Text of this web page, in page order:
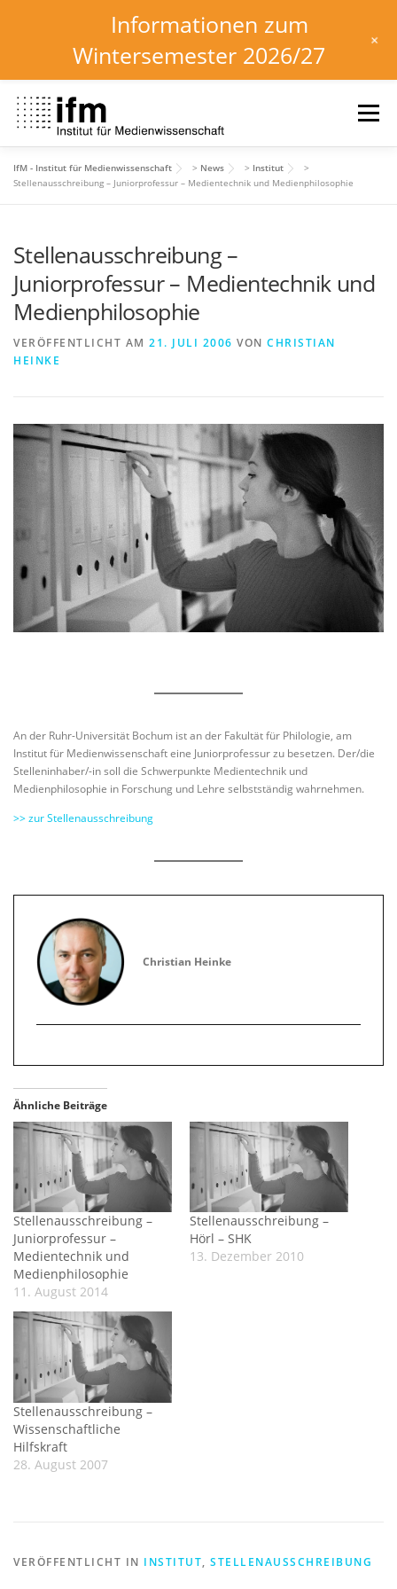
Inhalt
springen
Menü
HOME NEWS KALENDER STUDIUM
INSTITUT FORSCHUNG
IfM - Institut für Medienwissenschaft > News > Institut
>
Stellenausschreibung – Juniorprofessur – Medientechnik und Medienphilosophie
Stellenausschreibung –
Juniorprofessur – Medientechnik und
Medienphilosophie
VERÖFFENTLICHT AM 21. JULI 2006 VON CHRISTIAN
HEINKE
An der Ruhr-Universität Bochum ist an der Fakultät für Philologie, am
Institut für Medienwissenschaft eine Juniorprofessur zu besetzen. Der/die
Stelleninhaber/-in soll die Schwerpunkte Medientechnik und
Medienphilosophie in Forschung und Lehre selbstständig wahrnehmen.
>> zur Stellenausschreibung
Christian Heinke
Ähnliche Beiträge
Stellenausschreibung –
Juniorprofessur –
Medientechnik und
Medienphilosophie
11. August 2014
Stellenausschreibung –
Hörl – SHK
13. Dezember 2010
Stellenausschreibung –
Wissenschaftliche
Hilfskraft
28. August 2007
VERÖFFENTLICHT IN INSTITUT, STELLENAUSSCHREIBUNG
Informationen zum
Wintersemester 2026/27
+